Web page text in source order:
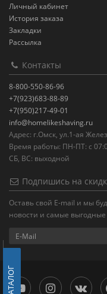
Личный кабинет
История заказа
Закладки
Рассылка
Контакты
8-800-550-86-96
+7(923)683-88-89
+7(950)217-49-01
info@homelikeshaving.ru
Адрес: г.Омск, ул.1-ая
Время работы: ПН-ПТ: с
СБ, ВС: выходной
Подпишись на
Оставь свой E-mail и мы
новости и самые
КАТАЛОГ